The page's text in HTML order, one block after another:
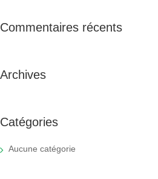
Commentaires récents
Archives
Catégories
Aucune catégorie